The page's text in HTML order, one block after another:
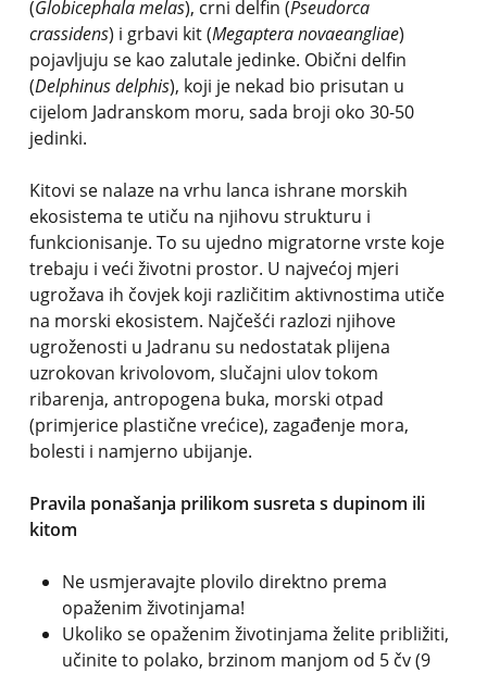
(Globicephala melas), crni delfin (Pseudorca
crassidens) i grbavi kit (Megaptera novaeangliae)
pojavljuju se kao zalutale jedinke. Obični delfin
(Delphinus delphis), koji je nekad bio prisutan u
cijelom Jadranskom moru, sada broji oko 30-50
jedinki.
Kitovi se nalaze na vrhu lanca ishrane morskih
ekosistema te utiču na njihovu strukturu i
funkcionisanje. To su ujedno migratorne vrste koje
trebaju i veći životni prostor. U najvećoj mjeri
ugrožava ih čovjek koji različitim aktivnostima utiče
na morski ekosistem. Najčešći razlozi njihove
ugroženosti u Jadranu su nedostatak plijena
uzrokovan krivolovom, slučajni ulov tokom
ribarenja, antropogena buka, morski otpad
(primjerice plastične vrećice), zagađenje mora,
bolesti i namjerno ubijanje.
Pravila ponašanja prilikom susreta s dupinom ili
kitom
Ne usmjeravajte plovilo direktno prema
opaženim životinjama!
Ukoliko se opaženim životinjama želite približiti,
učinite to polako, brzinom manjom od 5 čv (9